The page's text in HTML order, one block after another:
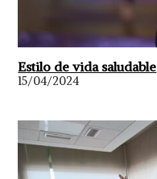
Estilo de vida saludable
15/04/2024